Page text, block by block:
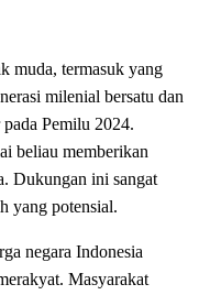
muda, termasuk yang
milenial bersatu dan
Pemilu 2024.
beliau memberikan
Dukungan ini sangat
yang potensial.
negara Indonesia
Masyarakat